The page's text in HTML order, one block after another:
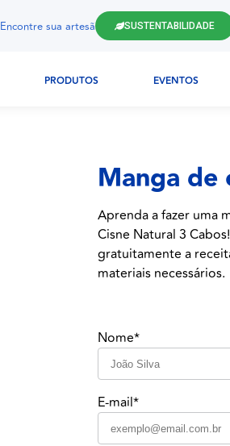
Encontre sua artesã SUSTENTABILIDADE
PRODUTOS EVENTOS
Manga de
Aprenda a fazer uma
Cisne Natural 3
gratuitamente a
materiais necessários.
Nome*
E-mail*